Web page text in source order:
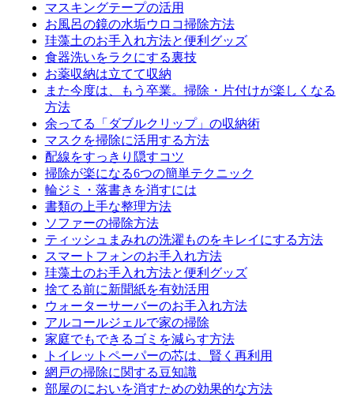
マスキングテープの活用
お風呂の鏡の水垢ウロコ掃除方法
珪藻土のお手入れ方法と便利グッズ
食器洗いをラクにする裏技
お薬収納は立てて収納
また今度は、もう卒業。掃除・片付けが楽しくなる
方法
余ってる「ダブルクリップ」の収納術
マスクを掃除に活用する方法
配線をすっきり隠すコツ
掃除が楽になる6つの簡単テクニック
輪ジミ・落書きを消すには
書類の上手な整理方法
ソファーの掃除方法
ティッシュまみれの洗濯ものをキレイにする方法
スマートフォンのお手入れ方法
珪藻土のお手入れ方法と便利グッズ
捨てる前に新聞紙を有効活用
ウォーターサーバーのお手入れ方法
アルコールジェルで家の掃除
家庭でもできるゴミを減らす方法
トイレットペーパーの芯は、賢く再利用
網戸の掃除に関する豆知識
部屋のにおいを消すための効果的な方法